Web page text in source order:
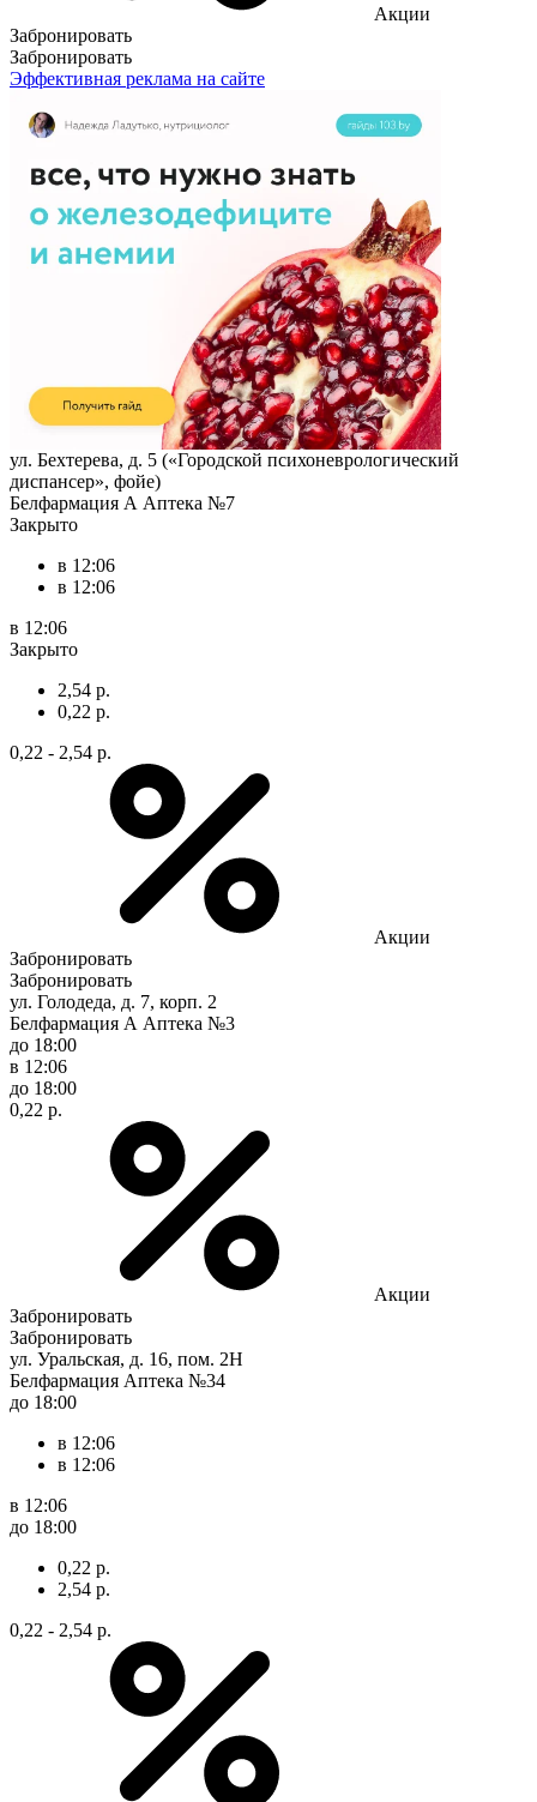
Акции
Забронировать
Забронировать
Эффективная реклама на сайте
ул. Бехтерева, д. 5 («Городской психоневрологический
диспансер», фойе)
Белфармация А Аптека №7
Закрыто
в 12:06
в 12:06
в 12:06
Закрыто
2,54 р.
0,22 р.
0,22 - 2,54 р.
Акции
Забронировать
Забронировать
ул. Голодеда, д. 7, корп. 2
Белфармация А Аптека №3
до 18:00
в 12:06
до 18:00
0,22 р.
Акции
Забронировать
Забронировать
ул. Уральская, д. 16, пом. 2Н
Белфармация Аптека №34
до 18:00
в 12:06
в 12:06
в 12:06
до 18:00
0,22 р.
2,54 р.
0,22 - 2,54 р.